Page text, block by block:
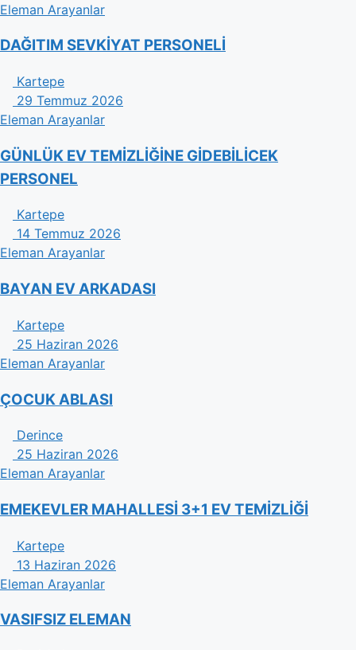
Eleman Arayanlar
DAĞITIM SEVKİYAT PERSONELİ
Kartepe
29 Temmuz 2026
Eleman Arayanlar
GÜNLÜK EV TEMİZLİĞİNE GİDEBİLİCEK
PERSONEL
Kartepe
14 Temmuz 2026
Eleman Arayanlar
BAYAN EV ARKADASI
Kartepe
25 Haziran 2026
Eleman Arayanlar
ÇOCUK ABLASI
Derince
25 Haziran 2026
Eleman Arayanlar
EMEKEVLER MAHALLESİ 3+1 EV TEMİZLİĞİ
Kartepe
13 Haziran 2026
Eleman Arayanlar
VASIFSIZ ELEMAN